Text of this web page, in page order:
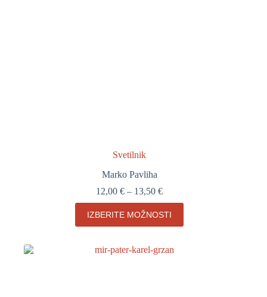
Svetilnik
Marko Pavliha
12,00€ – 13,50€Cenovni
razpon:
od
12,00 €
IZBERITE MOŽNOSTI
izdelek
ima
različic.